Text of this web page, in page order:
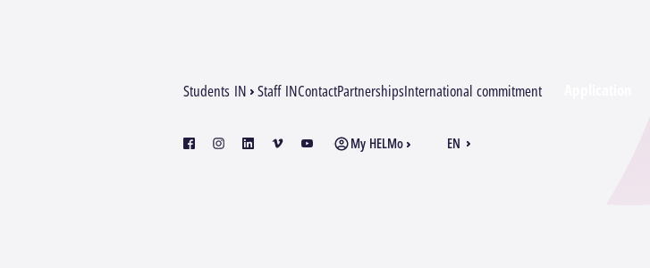
Students IN Staff INContactPartnershipsInternational commitment
My HELMo
facebookinstagramlinkedinvimeo youtube
EN